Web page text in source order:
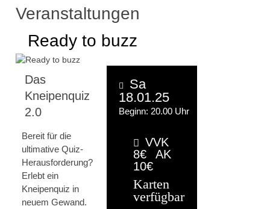
Veranstaltungen
Ready to buzz
Das
Kneipenquiz
2.0
Bereit für die
ultimative Quiz-
Herausforderung?
Erlebt ein
Kneipenquiz in
neuem Gewand.
Sa
18.01.25
Beginn: 20.00 Uhr
VVK
8€
AK
10€
Karten
verfügbar